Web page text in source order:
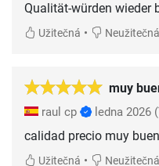
Qualität-würden wieder
Užitečná • Neužitečná
muy
raul cp ledna 2026
calidad precio muy
Užitečná • Neužitečná